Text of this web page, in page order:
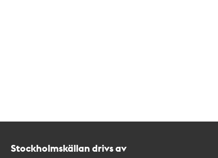
Stockholmskällan drivs av